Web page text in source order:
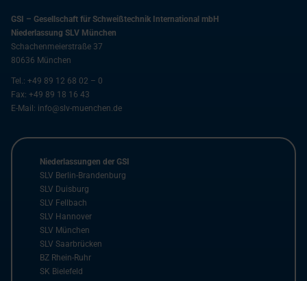
GSI – Gesellschaft für Schweißtechnik International mbH
Niederlassung SLV München
Schachenmeierstraße 37
80636 München
Tel.: +49 89 12 68 02 – 0
Fax: +49 89 18 16 43
E-Mail: info@slv-muenchen.de
Niederlassungen der GSI
SLV Berlin-Brandenburg
SLV Duisburg
SLV Fellbach
SLV Hannover
SLV München
SLV Saarbrücken
BZ Rhein-Ruhr
SK Bielefeld